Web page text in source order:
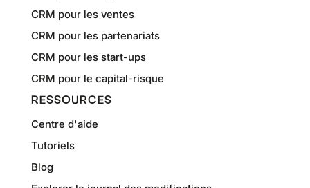
CRM pour les ventes
CRM pour les partenariats
CRM pour les start-ups
CRM pour le capital-risque
RESSOURCES
Centre d'aide
Tutoriels
Blog